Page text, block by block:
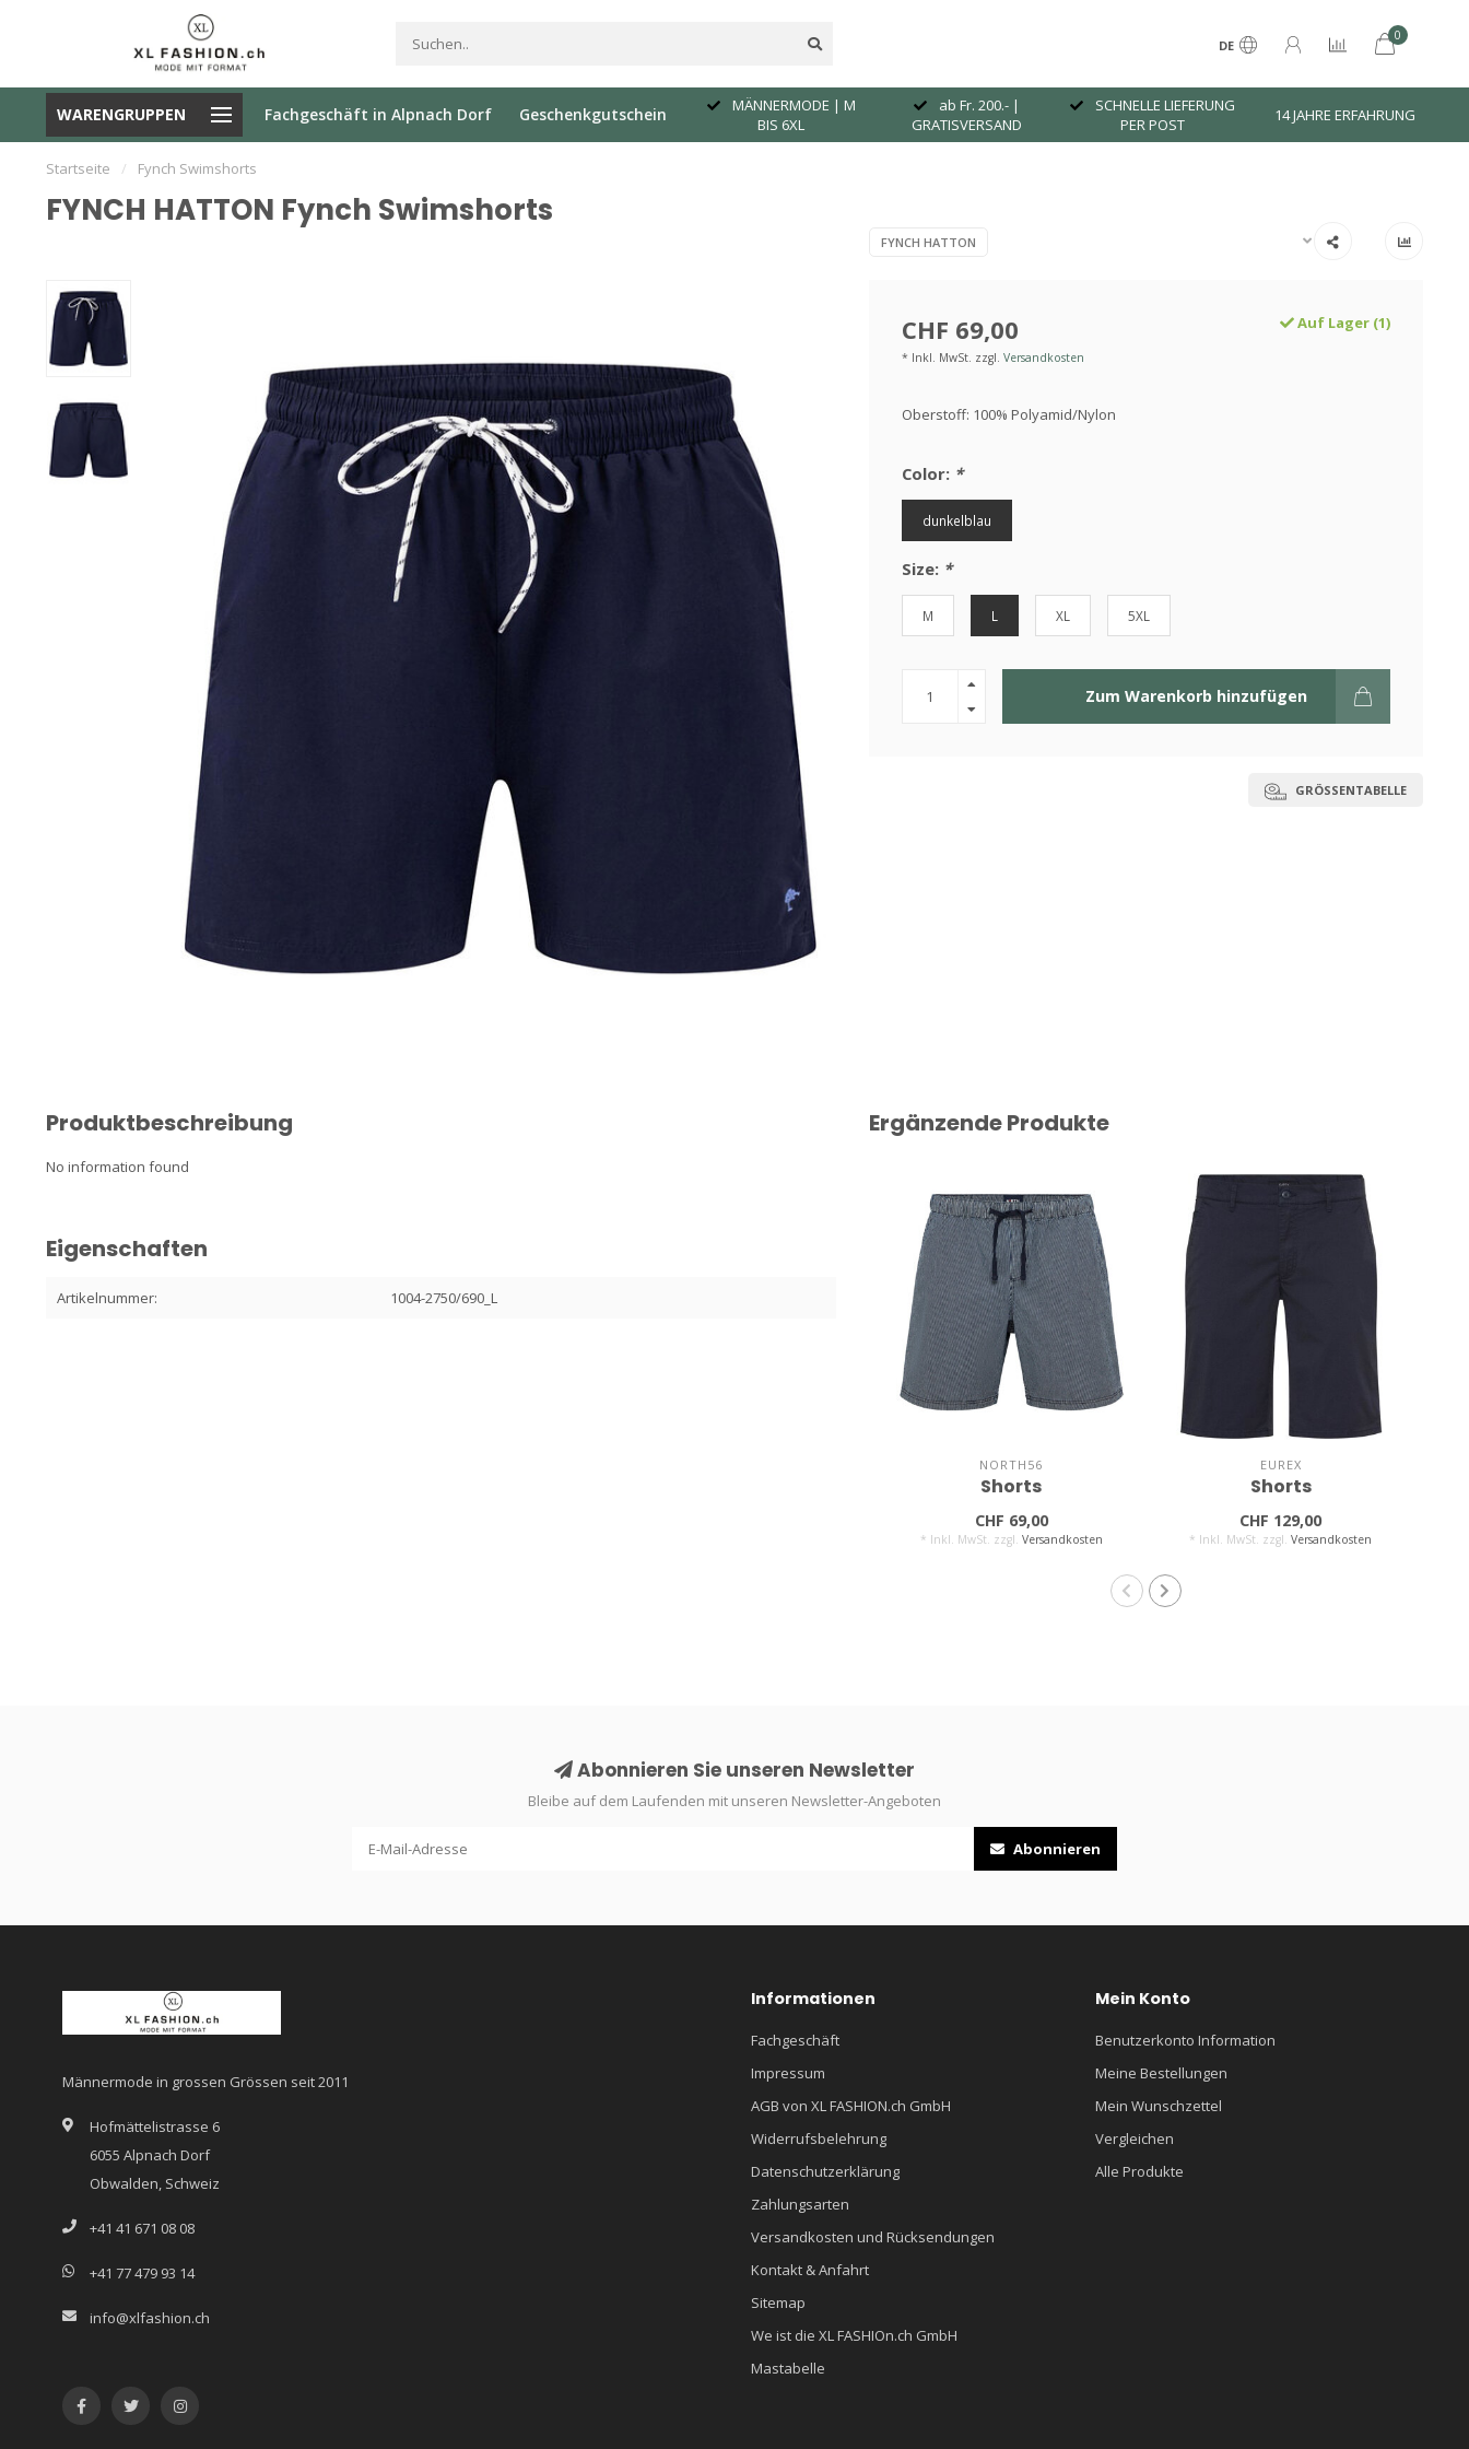
DE
0
WARENGRUPPEN Fachgeschäft in Alpnach Dorf Geschenkgutschein
| M
BIS 6XL
ab Fr. 200.- |
GRATISVERSAND
SCHNELLE LIEFERUNG
PER POST
14 JAHRE ERFAHRUNG
MÄNNERMODE | M
BIS 6XL
ab Fr. 200.- |
GRATISVERSAND
SCHNELLE LIEFERUNG
PER POST
14 JAHRE ERFAHRUNG
Startseite / Fynch Swimshorts
FYNCH HATTON Fynch Swimshorts
FYNCH HATTON
CHF 69,00
* Inkl. MwSt. zzgl. Versandkosten
Auf Lager (1)
Oberstoff: 100% Polyamid/Nylon
Color: *
dunkelblau
Size: *
M L XL 5XL
Zum Warenkorb hinzufügen
GRÖSSENTABELLE
Produktbeschreibung
No information found
Eigenschaften
Artikelnummer: 1004-2750/690_L
Ergänzende Produkte
NORTH56
Shorts
CHF 69,00
* Inkl. MwSt. zzgl. Versandkosten
EUREX
Shorts
CHF 129,00
* Inkl. MwSt. zzgl.Versandkosten
Abonnieren Sie unseren Newsletter
Bleibe auf dem Laufenden mit unseren Newsletter-Angeboten
Abonnieren
Männermode in grossen Grössen seit 2011
Hofmättelistrasse 6
6055 Alpnach Dorf
Obwalden, Schweiz
+41 41 671 08 08
+41 77 479 93 14
info@xlfashion.ch
Informationen
Fachgeschäft
Impressum
AGB von XL FASHION.ch GmbH
Widerrufsbelehrung
Datenschutzerklärung
Zahlungsarten
Versandkosten und Rücksendungen
Kontakt & Anfahrt
Sitemap
We ist die XL FASHIOn.ch GmbH
Mastabelle
Mein Konto
Benutzerkonto Information
Meine Bestellungen
Mein Wunschzettel
Vergleichen
Alle Produkte